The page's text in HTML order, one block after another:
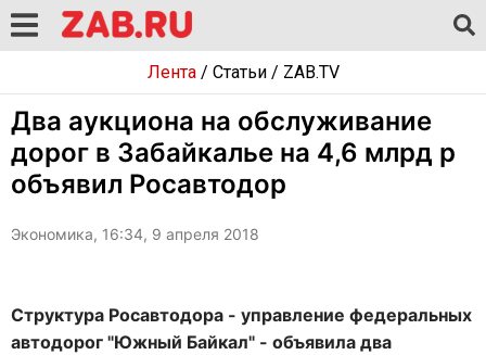
Лента/ Статьи/ ZAB.TV
Два аукциона на обслуживание
дорог в Забайкалье на 4,6 млрд р
объявил Росавтодор
Экономика, 16:34, 9 апреля 2018
Структура Росавтодора - управление федеральных
автодорог "Южный Байкал" - объявила два